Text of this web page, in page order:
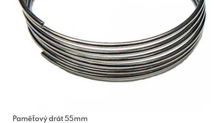
Paměťový drát 55mm